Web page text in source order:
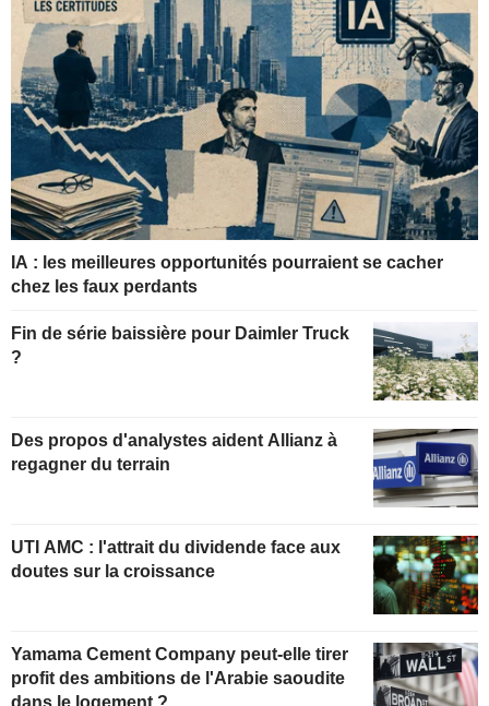
IA : les meilleures opportunités pourraient se cacher
chez les faux perdants
Fin de série baissière pour Daimler Truck
?
Des propos d'analystes aident Allianz à
regagner du terrain
UTI AMC : l'attrait du dividende face aux
doutes sur la croissance
Yamama Cement Company peut-elle tirer
profit des ambitions de l'Arabie saoudite
dans le logement ?